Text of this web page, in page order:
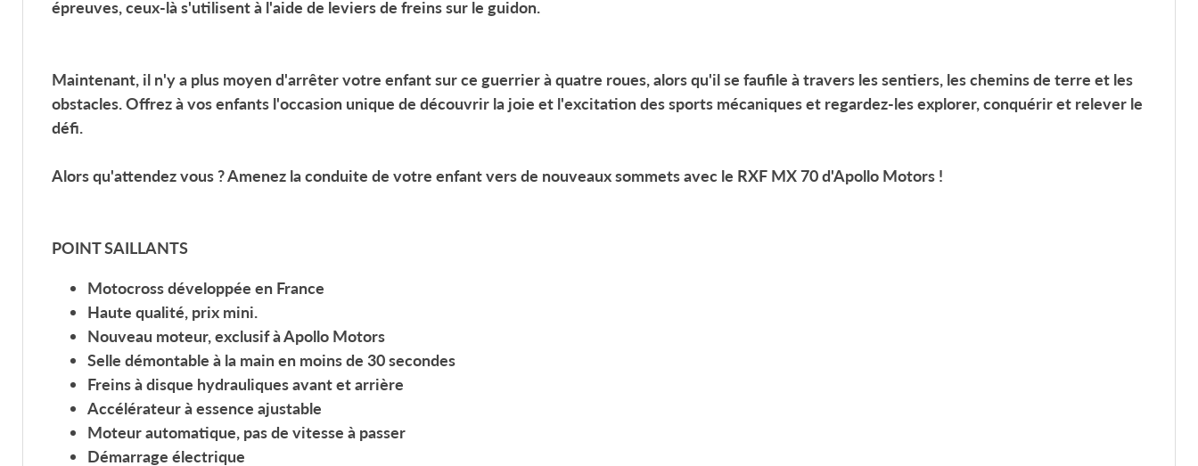
épreuves, ceux-là s'utilisent à l'aide de leviers de freins sur le guidon.
Maintenant, il n'y a plus moyen d'arrêter votre enfant sur ce guerrier à quatre roues, alors qu'il se faufile à travers les sentiers, les chemins de terre et les
obstacles. Offrez à vos enfants l'occasion unique de découvrir la joie et l'excitation des sports mécaniques et regardez-les explorer, conquérir et relever le
défi.
Alors qu'attendez vous ? Amenez la conduite de votre enfant vers de nouveaux sommets avec le RXF MX 70d'Apollo Motors !
POINT SAILLANTS
Motocross développée en France
Haute qualité, prix mini.
Nouveau moteur, exclusif à Apollo Motors
Selle démontable à la main en moins de 30 secondes
Freins à disque hydrauliques avant et arrière
Accélérateur à essence ajustable
Moteur automatique, pas de vitesse à passer
Démarrage électrique